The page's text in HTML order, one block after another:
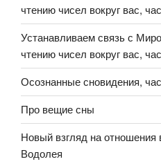
чтению чисел вокруг вас,
Устанавливаем связь с
чтению чисел вокруг вас,
Осознанные сновидения,
Про вещие сны
Новый взгляд на
Водолея